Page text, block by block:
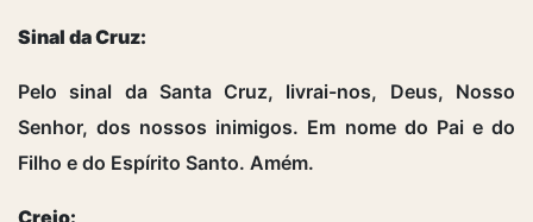
Sinal da Cruz:
Pelo sinal da Santa Cruz, livrai-nos, Deus, Nosso
Senhor, dos nossos inimigos. Em nome do Pai e do
Filho e do Espírito Santo. Amém.
Creio: